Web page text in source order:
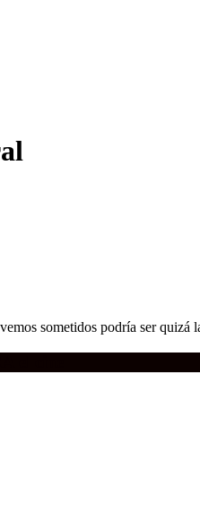
sometidos podría ser